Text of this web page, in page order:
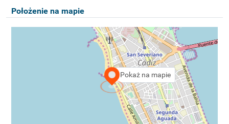
Położenie na mapie
Pokaż na mapie